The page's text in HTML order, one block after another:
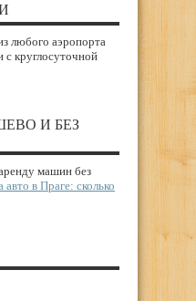
любого аэропорта
круглосуточной
И БЕЗ
машин без
авто в Праге: сколько